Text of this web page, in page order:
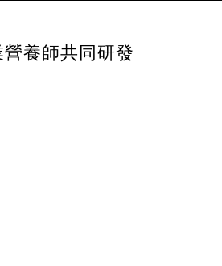
養師共同研發